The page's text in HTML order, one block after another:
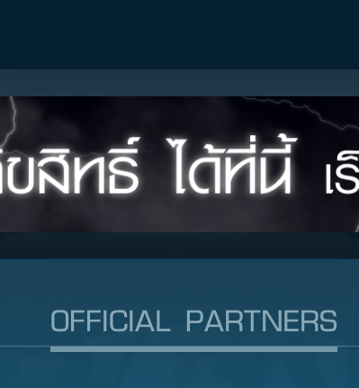
OFFICIAL PARTNERS